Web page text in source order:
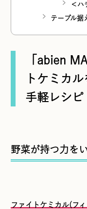
＜ハ
テーブル据
「abien
トケミカ
手軽レシピ
野菜が持つ力を
ファイトケミカル(フ